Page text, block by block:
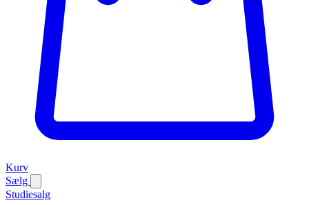
Kurv
Sælg
Studiesalg